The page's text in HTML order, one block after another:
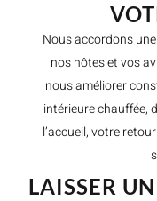
Nous accordons
nos hôtes et vos
nous améliorer
intérieure chauffée,
l’accueil, votre
LAISSER